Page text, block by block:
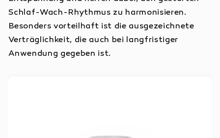
Schlaf-Wach-Rhythmus zu harmonisieren.
Besonders vorteilhaft ist die ausgezeichnete
Verträglichkeit, die auch bei langfristiger
Anwendung gegeben ist.